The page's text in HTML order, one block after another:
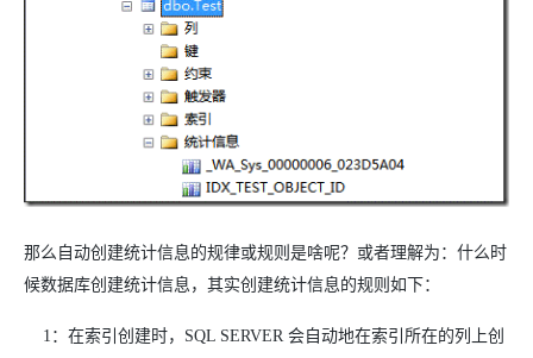
那么自动创建统计信息的规律或规则是啥呢？或者理解为：什么时
候数据库创建统计信息，其实创建统计信息的规则如下：
1：在索引创建时，SQL SERVER 会自动地在索引所在的列上创